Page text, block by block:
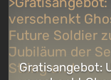
Gratisangebot: